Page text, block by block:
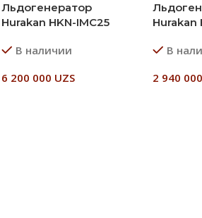
Льдогенератор
Hurakan HKN-IMC25
В наличии
6 200 000 UZS
Hurakan
В
2 940 000